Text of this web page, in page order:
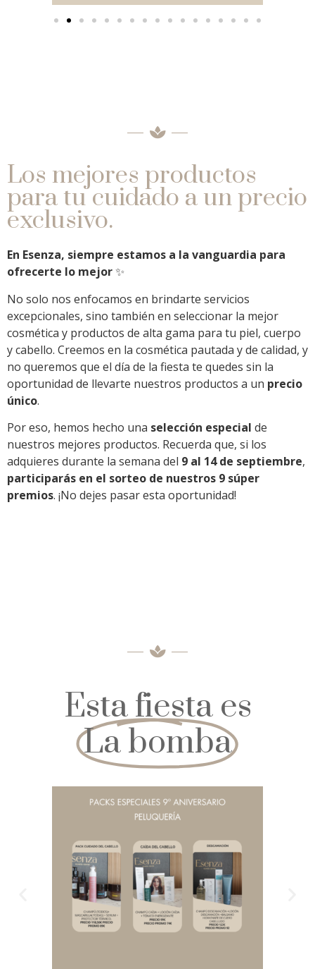
Los mejores productos
para tu cuidado a un precio
exclusivo.
En Esenza, siempre estamos a la vanguardia para
ofrecerte lo mejor✨
No solo nos enfocamos en brindarte servicios
excepcionales, sino también en seleccionar la mejor
cosmética y productos de alta gama para tu piel, cuerpo
y cabello. Creemos en la cosmética pautada y de calidad, y
no queremos que el día de la fiesta te quedes sin la
oportunidad de llevarte nuestros productos a un precio
único.
Por eso, hemos hecho una selección especial de
nuestros mejores productos. Recuerda que, si los
adquieres durante la semana del 9 al 14 de septiembre,
participarás en el sorteo de nuestros 9 súper
premios. ¡No dejes pasar esta oportunidad!
Esta fiesta es
La bomba